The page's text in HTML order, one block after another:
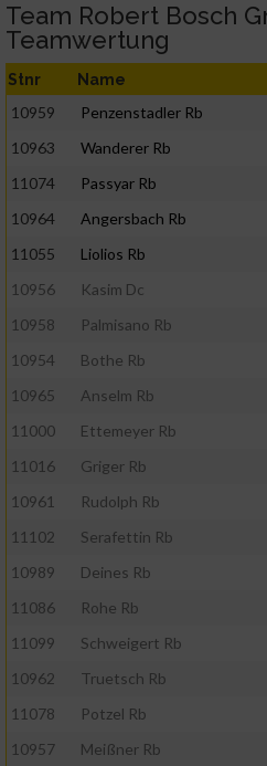
Team Robert Bosch
Teamwertung
Stnr Name
10959 Penzenstadler Rb
10963
Wanderer Rb
11074
Passyar Rb
10964
Angersbach Rb
11055
Liolios Rb
10956
Kasim Dc
10958
Palmisano Rb
10954
Bothe Rb
10965
Anselm Rb
11000
Ettemeyer Rb
11016
Griger Rb
10961
Rudolph Rb
11102
Serafettin Rb
10989
Deines Rb
11086
Rohe Rb
11099
Schweigert Rb
10962
Truetsch Rb
11078
Potzel Rb
10957
Meißner Rb